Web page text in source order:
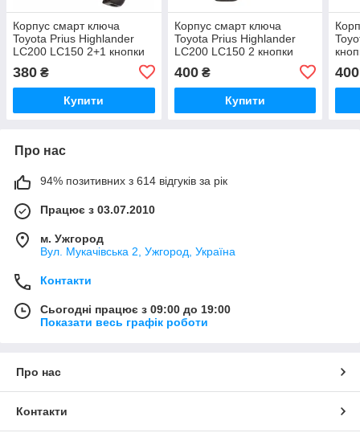
Корпус смарт ключа
Toyota Prius Highlander
LC200 LC150 2+1 кнопки
380 ₴
Купити
Корпус смарт ключа
Toyota Prius Highlander
LC200 LC150 2 кнопки
400₴
Купити
400
Про нас
94% позитивних з 614 відгуків за рік
Працює з 03.07.2010
м. Ужгород
Вул. Мукачівська 2, Ужгород, Україна
Контакти
Сьогодні працює з 09:00 до 19:00
Показати весь графік роботи
Про нас
Контакти